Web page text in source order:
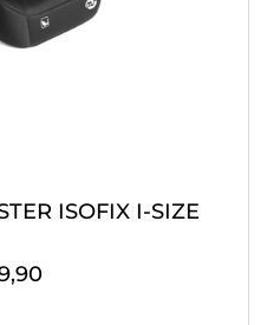
ISOFIX I-SIZE